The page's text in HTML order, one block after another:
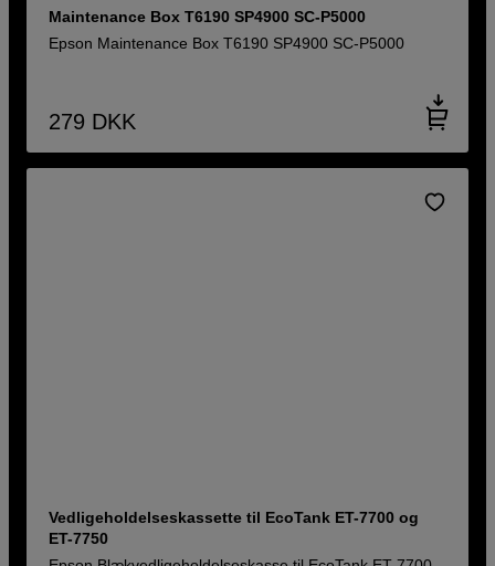
Maintenance Box T6190 SP4900 SC-P5000
Epson Maintenance Box T6190 SP4900 SC-P5000
279 DKK
Vedligeholdelseskassette til EcoTank ET-7700 og
ET-7750